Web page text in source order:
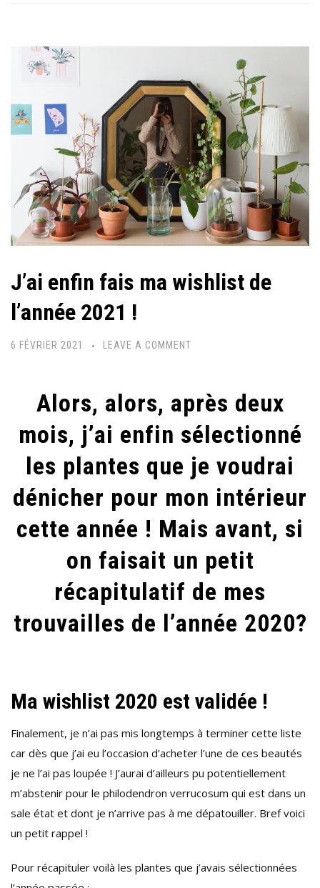
J’ai enfin fais ma wishlist de
l’année 2021 !
6 FÉVRIER 2021 LEAVE A COMMENT
Alors, alors, après deux
mois, j’ai enfin sélectionné
les plantes que je voudrai
dénicher pour mon intérieur
cette année ! Mais avant, si
on faisait un petit
récapitulatif de mes
trouvailles de l’année 2020?
Ma wishlist 2020 est validée !
Finalement, je n’ai pas mis longtemps à terminer cette liste
car dès que j’ai eu l’occasion d’acheter l’une de ces beautés
je ne l’ai pas loupée ! J’aurai d’ailleurs pu potentiellement
m’abstenir pour le philodendron verrucosum qui est dans un
sale état et dont je n’arrive pas à me dépatouiller. Bref voici
un petit rappel !
Pour récapituler voilà les plantes que j’avais sélectionnées